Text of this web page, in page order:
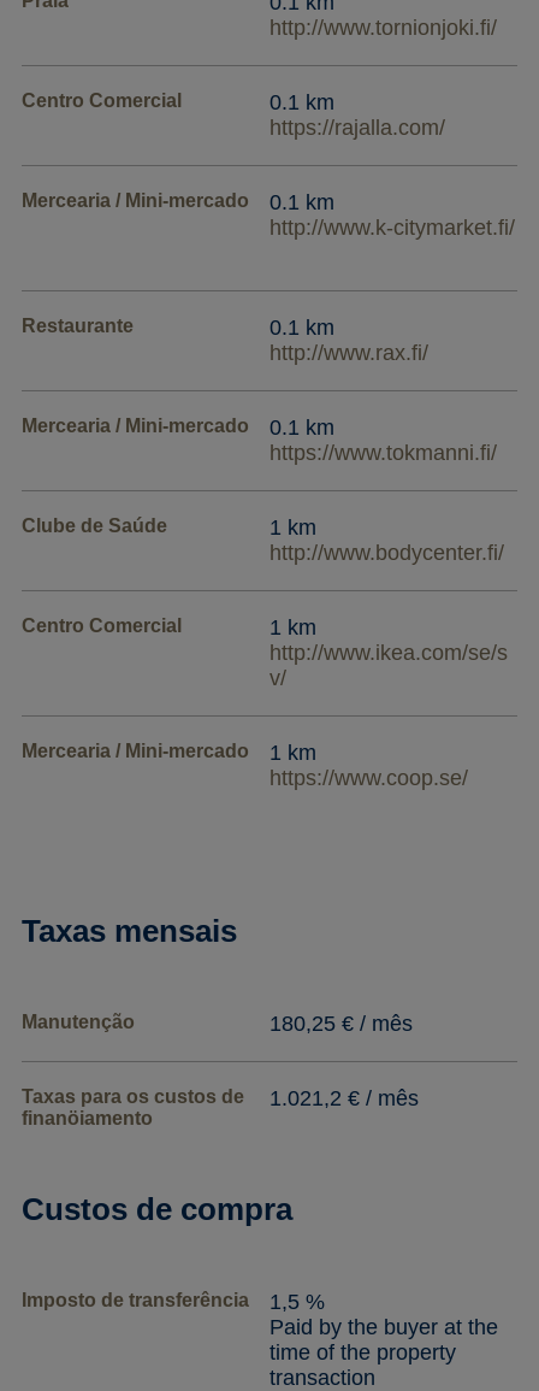
http://www.tornionjoki.fi/
Centro Comercial
0.1 km
https://rajalla.com/
Mercearia / Mini-mercado
0.1 km
http://www.k-citymarket.fi/
Restaurante
0.1 km
http://www.rax.fi/
Mercearia / Mini-mercado
0.1 km
https://www.tokmanni.fi/
Clube de Saúde
1 km
http://www.bodycenter.fi/
Centro Comercial
1 km
http://www.ikea.com/se/s
v/
Mercearia / Mini-mercado
1 km
https://www.coop.se/
Taxas mensais
Manutenção 180,25 € / mês
Taxas para os custos de
finanöiamento
1.021,2 € / mês
Custos de compra
Imposto de transferência
1,5 %
Paid by the buyer at the
time of the property
transaction